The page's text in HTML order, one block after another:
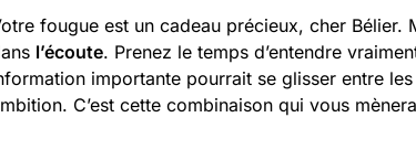
fougue est un cadeau précieux, cher Bélier.
l’écoute. Prenez le temps d’entendre
importante pourrait se glisser entre
C’est cette combinaison qui vous